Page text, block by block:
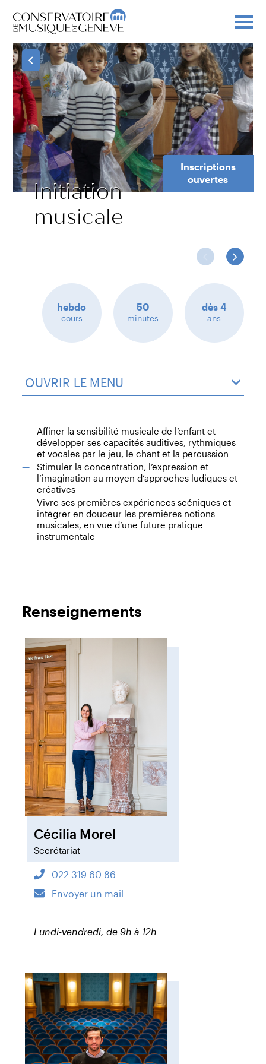
Inscriptions
ouvertes
Initiation
musicale
hebdo
cours
50
minutes
dès 4
ans
OUVRIR LE MENU
Affiner la sensibilité musicale de l’enfant et
développer ses capacités auditives, rythmiques
et vocales par le jeu, le chant et la percussion
Stimuler la concentration, l’expression et
l’imagination au moyen d’approches ludiques et
créatives
Vivre ses premières expériences scéniques et
intégrer en douceur les premières notions
musicales, en vue d’une future pratique
instrumentale
Renseignements
Cécilia Morel
Secrétariat
022 319 60 86
Envoyer un mail
Lundi-vendredi, de 9h à 12h